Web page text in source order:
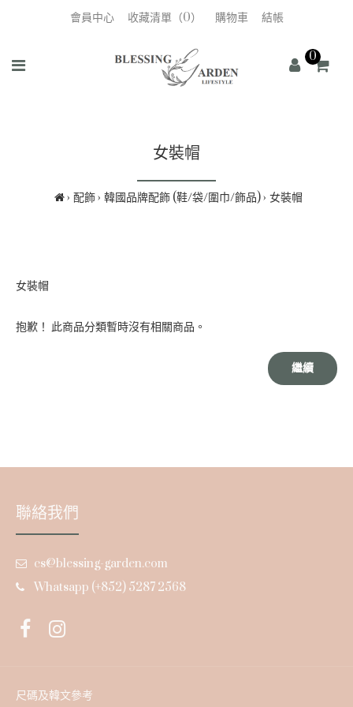
會員中心 收藏清單（0） 購物車 結帳
0
女裝帽
配飾 韓國品牌配飾 (鞋/袋/圍巾/飾品) 女裝帽
女裝帽
抱歉！ 此商品分類暫時沒有相關商品。
繼續
聯絡我們
cs@blessing-garden.com
Whatsapp (+852) 5287 2568
尺碼及韓文參考